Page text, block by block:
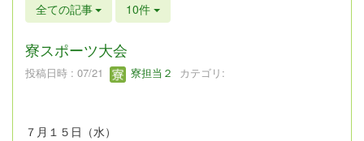
全ての記事 10件
寮スポーツ大会
投稿日時 : 07/21 寮担当２ カテゴリ:
７月１５日（水）